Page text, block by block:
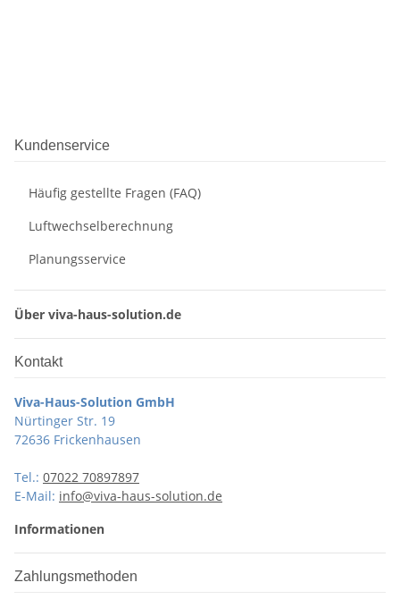
Kundenservice
Häufig gestellte Fragen (FAQ)
Luftwechselberechnung
Planungsservice
Über viva-haus-solution.de
Kontakt
Viva-Haus-Solution GmbH
Nürtinger Str. 19
72636 Frickenhausen
Tel.: 07022 70897897
E-Mail: info@viva-haus-solution.de
Informationen
Zahlungsmethoden